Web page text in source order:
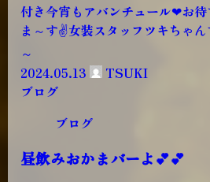
付き今宵もアバンチュール❤お待
ま～す✌女装スタッフツキちゃん
～
2024.05.13
TSUKI
ブログ
ブログ
昼飲みおかまバーよ︎💕︎︎💕︎